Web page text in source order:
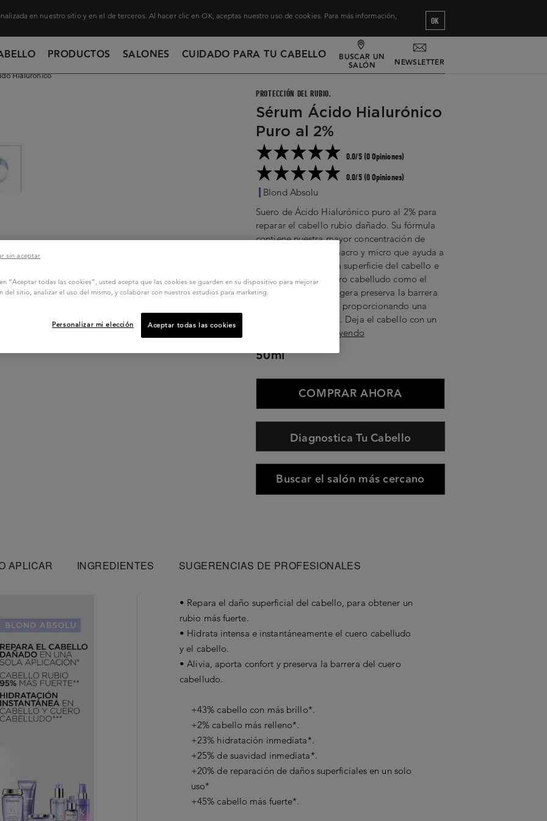
en nuestro sitio y en el de terceros. Al hacer clic en OK, aceptas nuestro uso de cookies. Para más información,
OK
PRODUCTOS SALONES CUIDADO PARA TU CABELLO BUSCAR UN
SALÓN NEWSLETTER
Hialurónico
PROTECCIÓN DEL RUBIO,
Sérum Ácido Hialurónico
Puro al 2%
0.0/5 (0 Opiniones)
0.0/5 (0 Opiniones)
Blond Absolu
Suero de Ácido Hialurónico puro al 2% para
reparar el cabello rubio dañado. Su fórmula
contiene nuestra mayor concentración de
Ácido Hialurónico macro y micro que ayuda a
reparar el daño en la superficie del cabello e
hidratar tanto el cuero cabelludo como el
cabello. Su textura ligera preserva la barrera
del cuero cabelludo, proporcionando una
sensación de confort. Deja el cabello con un
Seguir leyendo
50ml
COMPRAR AHORA
Diagnostica Tu Cabello
Buscar el salón más cercano
APLICAR INGREDIENTES SUGERENCIAS DE PROFESIONALES
• Repara el daño superficial del cabello, para obtener un
rubio más fuerte.
• Hidrata intensa e instantáneamente el cuero cabelludo
y el cabello.
• Alivia, aporta confort y preserva la barrera del cuero
cabelludo.
+43% cabello con más brillo*.
+2% cabello más relleno*.
+23% hidratación inmediata*.
+25% de suavidad inmediata*.
+20% de reparación de daños superficiales en un solo
uso*
+45% cabello más fuerte*.
“Aceptar todas las cookies”, usted acepta que las cookies se guarden en su dispositivo para mejorar
del sitio, analizar el uso del mismo, y colaborar con nuestros estudios para marketing.
Aceptar todas las cookies
Personalizar mi elección
sin aceptar